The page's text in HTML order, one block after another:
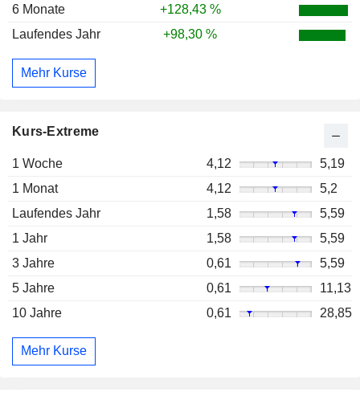
6 Monate
+128,43 %
Laufendes Jahr
+98,30 %
Mehr Kurse
Kurs-Extreme
1 Woche 4,12
5,19
1 Monat
4,12
5,2
Laufendes Jahr
1,58
5,59
1 Jahr
1,58
5,59
3 Jahre
0,61
5,59
5 Jahre
0,61
11,13
10 Jahre
0,61 28,85
Mehr Kurse